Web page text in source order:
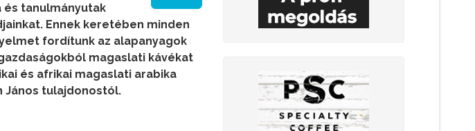
tanulmányutak
Ennek keretében minden
fordítunk az alapanyagok
magaslati kávékat
és afrikai magaslati arabika
János tulajdonostól.